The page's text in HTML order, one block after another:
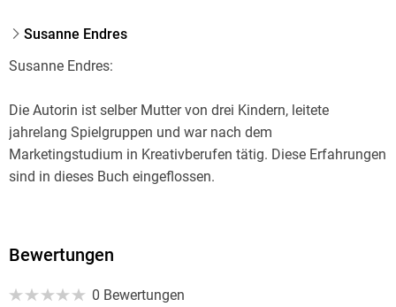
Susanne Endres
Susanne Endres:
Die Autorin ist selber Mutter von drei Kindern, leitete
jahrelang Spielgruppen und war nach dem
Marketingstudium in Kreativberufen tätig. Diese Erfahrungen
sind in dieses Buch eingeflossen.
Bewertungen
0 Bewertungen